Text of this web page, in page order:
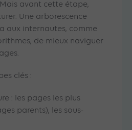
avant cette étape,
Une arborescence
aux internautes, comme
de mieux naviguer
clés :
: les pages les plus
parents), les sous-